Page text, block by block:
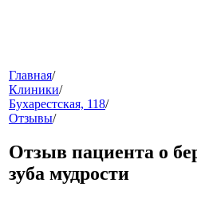
меню
Главная/
Клиники/
Бухарестская, 118/
Отзывы/
Отзыв пациента о
зуба мудрости